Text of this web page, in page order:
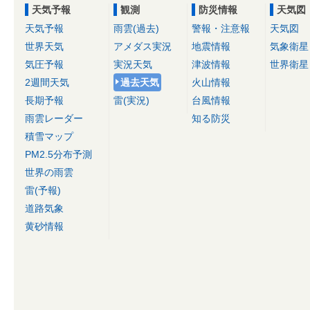
天気予報
天気予報
世界天気
気圧予報
2週間天気
長期予報
雨雲レーダー
積雪マップ
PM2.5分布予測
世界の雨雲
雷(予報)
道路気象
黄砂情報
観測
雨雲(過去)
アメダス実況
実況天気
過去天気
雷(実況)
防災情報
警報・注意報
地震情報
津波情報
火山情報
台風情報
知る防災
天気図
天気図
気象衛星
世界衛星